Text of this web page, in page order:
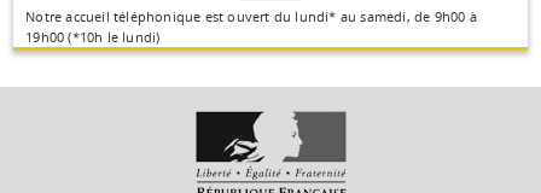
Notre accueil téléphonique est ouvert du lundi* au samedi, de 9h00 à
19h00 (*10h le lundi)